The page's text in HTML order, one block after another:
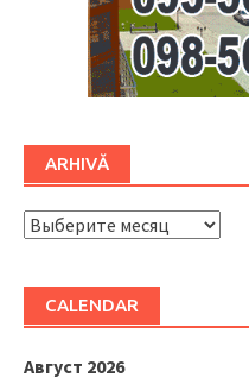
ARHIVĂ
ARHIVĂ
CALENDAR
Август 2026